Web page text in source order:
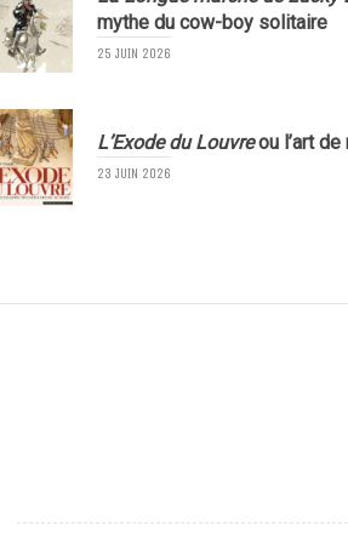
mythe du cow-boy solitaire
25 JUIN 2026
L’Exode du Louvreou l’art
23 JUIN 2026